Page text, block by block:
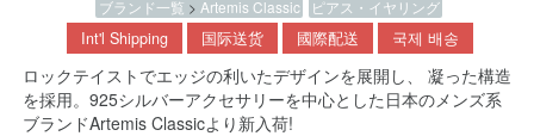
ブランド一覧 > Artemis Classic ピアス・イヤリング
Int'l Shipping 国际送货 國際配送 국제 배송
ロックテイストでエッジの利いたデザインを展開し、 凝った構造
を採用。925シルバーアクセサリーを中心とした日本のメンズ系
ブランドArtemis Classicより新入荷!